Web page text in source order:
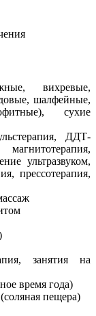
вихревые,
шалфейные,
сухие
ДДТ-
ультразвуком,
прессотерапия,
занятия на
время года)
пещера)